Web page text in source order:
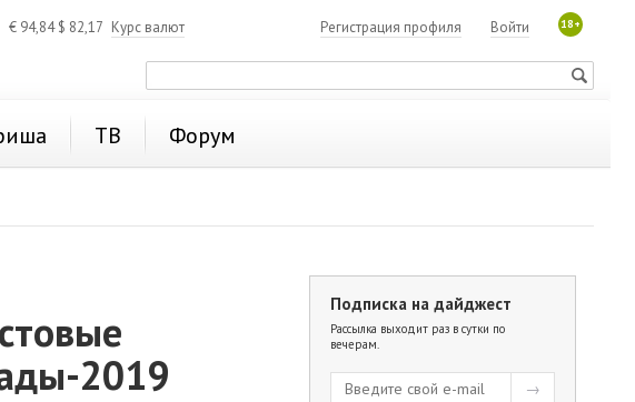
€ 94,84$ 82,17 Курс валют 18+
Войти
Регистрация профиля
ТВ Форум
2019
Подписка на дайджест
Рассылка выходит раз в сутки по
вечерам.